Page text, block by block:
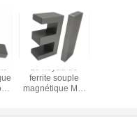
Le noyau de
ferrite souple
magnétique Mn-